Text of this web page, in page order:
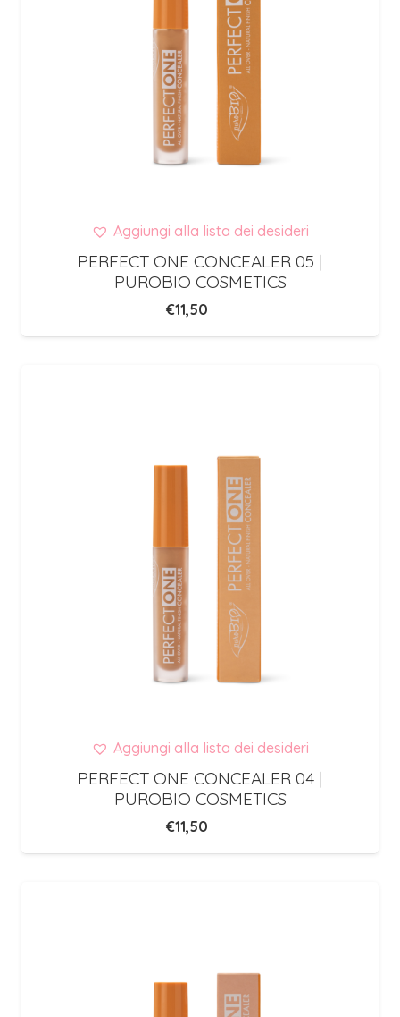
Aggiungi alla lista dei desideri
PERFECT ONE CONCEALER 05 |
PUROBIO COSMETICS
€11,50
Aggiungi alla lista dei desideri
PERFECT ONE CONCEALER 04 |
PUROBIO COSMETICS
€11,50